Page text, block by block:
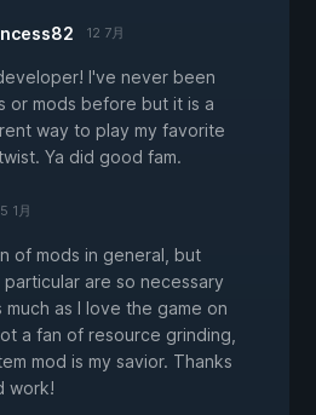
12 7月
I've never been
or mods before but it is a
way to play my favorite
Ya did good fam.
5 1月
of mods in general, but
are so necessary
much as I love the game on
a fan of resource grinding,
mod is my savior. Thanks
work!